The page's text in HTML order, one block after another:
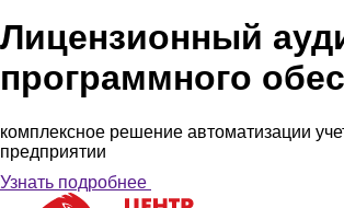
Лицензионный
программного
комплексное решение автоматизации
предприятии
Узнать подробнее